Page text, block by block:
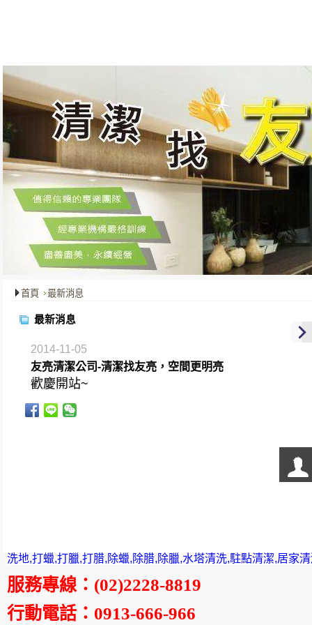
首頁 最新消息
最新消息
2014-11-05
友亮清潔公司-清潔找友亮，空間更明亮
歡慶開站~
洗地,打蠟,打臘,打腊,除蠟,除腊,除臘,水塔清洗,駐點清潔,居家
服務專線 ： (02)2228-8819
行動電話 ：0913-666-966